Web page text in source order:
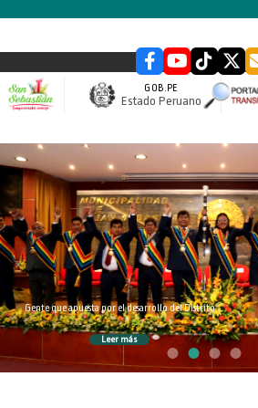
GOB.PE
Estado Peruano
slider
Gente que apuesta por el desarrollo del Distrito
Leer más